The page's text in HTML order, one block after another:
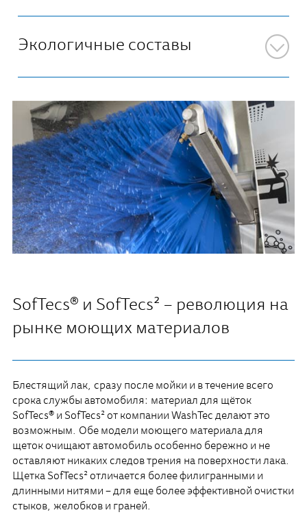
Экологичные составы
SofTecs® и SofTecs² – революция на
рынке моющих материалов
Блестящий лак, сразу после мойки и в течение всего
срока службы автомобиля: материал для щёток
SofTecs® и SofTecs² от компании WashTec делают это
возможным. Обе модели моющего материала для
щеток очищают автомобиль особенно бережно и не
оставляют никаких следов трения на поверхности лака.
Щетка SofTecs² отличается более филигранными и
длинными нитями – для еще более эффективной очистки
стыков, желобков и граней.